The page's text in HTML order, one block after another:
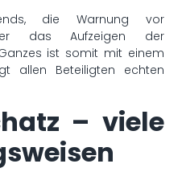
die Warnung vor
das Aufzeigen der
ist somit mit einem
allen Beteiligten echten
– viele